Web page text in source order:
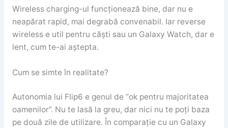
Wireless charging-ul funcționează bine, dar nu e
neapărat rapid, mai degrabă convenabil. Iar reverse
wireless e util pentru căști sau un Galaxy Watch, dar e
lent, cum te-ai aștepta.
Cum se simte în realitate?
Autonomia lui Flip6 e genul de “ok pentru majoritatea
oamenilor”. Nu te lasă la greu, dar nici nu te poți baza
pe două zile de utilizare. În comparație cu un Galaxy